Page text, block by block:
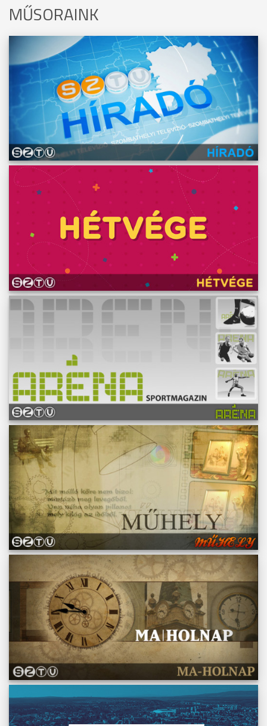
MŰSORAINK